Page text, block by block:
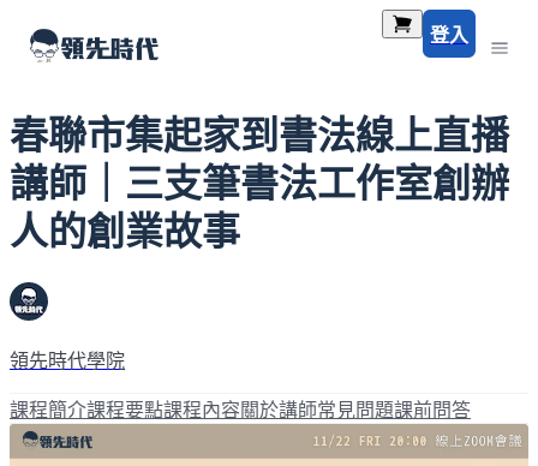
登入
春聯市集起家到書法線上直播
講師｜三支筆書法工作室創辦
人的創業故事
領先時代學院
課程簡介課程要點課程內容關於講師常見問題課前問答